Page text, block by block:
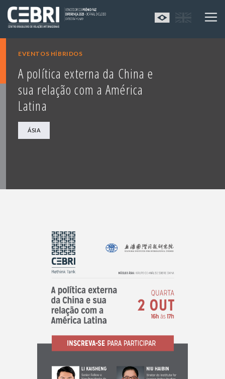
EVENTOS HÍBRIDOS
A política externa da China e
sua relação com a América
Latina
ÁSIA